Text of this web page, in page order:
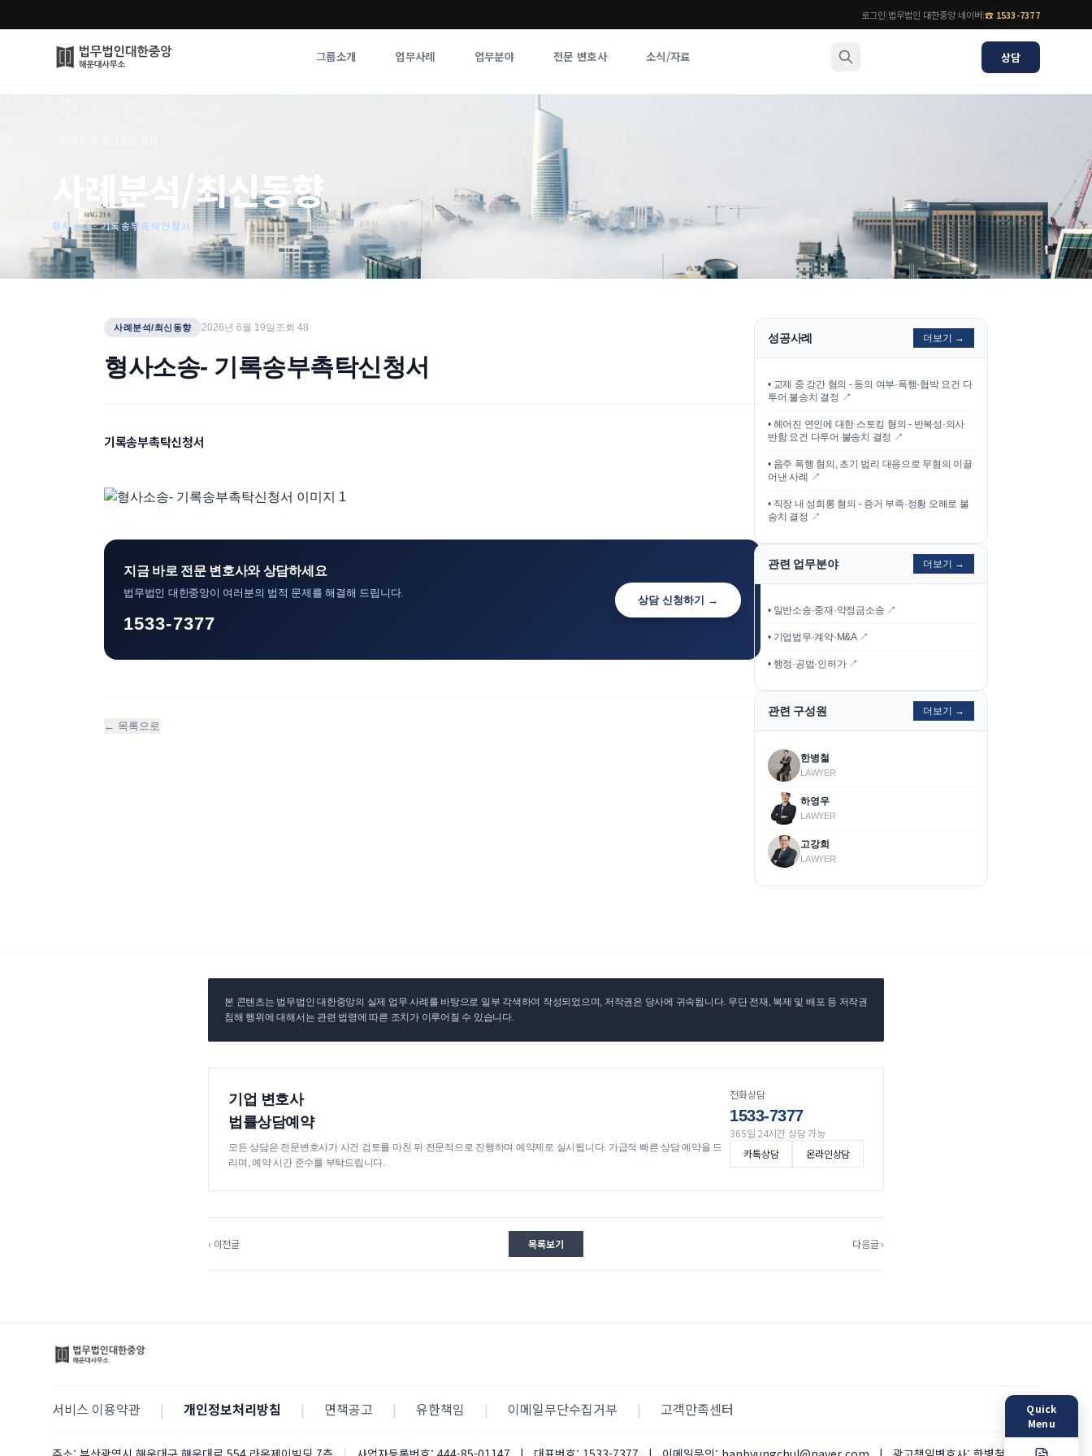
로그인|법무법인 대한중앙 네이버|☎ 1533-7377
그룹소개 업무사례 업무분야 전문 변호사 소식/자료 상담
사례분석/최신동향
법률정보
법률지식인
고객후기
법률 블로그
법률서식
뉴스레터/브로슈어
사례분석/최신동향
형사소송- 기록송부촉탁신청서
사례분석/최신동향 2026년 6월 19일 조회 48
형사소송- 기록송부촉탁신청서
기록송부촉탁신청서
지금 바로 전문 변호사와 상담하세요
법무법인 대한중앙이 여러분의 법적 문제를 해결해 드립니다.
1533-7377
상담 신청하기 →
← 목록으로
성공사례 더보기 →
• 교제 중 강간 혐의 - 동의 여부·폭행·협박 요건 다
투어 불송치 결정 ↗
• 헤어진 연인에 대한 스토킹 혐의 - 반복성·의사
반함 요건 다투어 불송치 결정 ↗
• 음주 폭행 혐의, 초기 법리 대응으로 무혐의 이끌
어낸 사례
↗
• 직장 내 성희롱 혐의 - 증거 부족·정황 오해로 불
송치 결정 ↗
관련 업무분야 더보기 →
• 일반소송·중재·약정금소송 ↗
• 기업법무·계약·M&A ↗
• 행정·공법·인허가 ↗
관련 구성원 더보기 →
한병철
LAWYER
하영우
LAWYER
고강희
LAWYER
본 콘텐츠는 법무법인 대한중앙의 실제 업무 사례를 바탕으로 일부 각색하여 작성되었으며, 저작권은 당사에 귀속됩니다. 무단 전재, 복제 및 배포 등 저작권
침해 행위에 대해서는 관련 법령에 따른 조치가 이루어질 수 있습니다.
기업 변호사
법률상담예약
모든 상담은 전문변호사가 사건 검토를 마친 뒤 전문적으로 진행하며 예약제로 실시됩니다. 가급적 빠른 상담 예약을 드
리며, 예약 시간 준수를 부탁드립니다.
전화상담
1533-7377
365일 24시간 상담 가능
카톡상담
온라인상담
‹ 이전글 목록보기 다음글 ›
서비스 이용약관 | 개인정보처리방침 | 면책공고 | 유한책임 | 이메일무단수집거부 | 고객만족센터
Quick
Menu